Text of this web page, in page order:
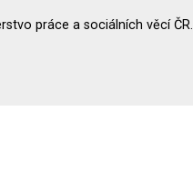
práce a sociálních věcí ČR.